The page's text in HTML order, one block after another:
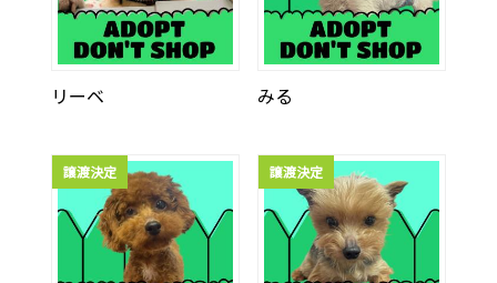
リーベ みる
譲渡決定 譲渡決定